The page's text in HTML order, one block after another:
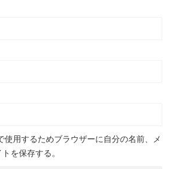
使用するためブラウザーに自分の名前、メ
を保存する。